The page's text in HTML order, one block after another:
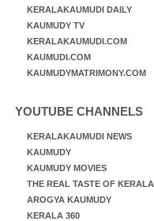
KERALAKAUMUDI DAILY
KAUMUDY TV
KERALAKAUMUDI.COM
KAUMUDI.COM
KAUMUDYMATRIMONY.COM
YOUTUBE CHANNELS
KERALAKAUMUDI NEWS
KAUMUDY
KAUMUDY MOVIES
THE REAL TASTE OF KERALA
AROGYA KAUMUDY
KERALA 360